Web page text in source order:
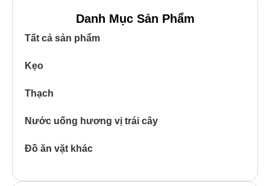
Danh Mục Sản Phẩm
Tất cả sản phẩm
Kẹo
Thạch
Nước uống hương vị trái cây
Đồ ăn vặt khác